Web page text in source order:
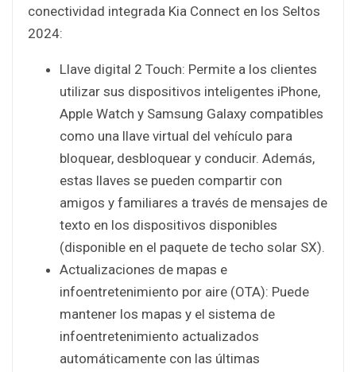
conectividad integrada Kia Connect en los Seltos
2024:
Llave digital 2 Touch: Permite a los clientes
utilizar sus dispositivos inteligentes iPhone,
Apple Watch y Samsung Galaxy compatibles
como una llave virtual del vehículo para
bloquear, desbloquear y conducir. Además,
estas llaves se pueden compartir con
amigos y familiares a través de mensajes de
texto en los dispositivos disponibles
(disponible en el paquete de techo solar SX).
Actualizaciones de mapas e
infoentretenimiento por aire (OTA): Puede
mantener los mapas y el sistema de
infoentretenimiento actualizados
automáticamente con las últimas